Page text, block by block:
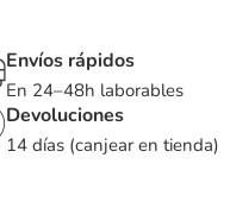
Envíos rápidos
En 24–48h laborables
Devoluciones
14 días (canjear en tienda)